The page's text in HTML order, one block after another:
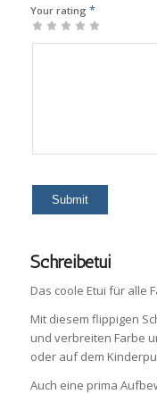
Your rating *
1
2
3
4
5
Schreibetui
Das coole Etui für alle
Mit diesem flippigen
und verbreiten Farbe
oder auf dem
Auch eine prima